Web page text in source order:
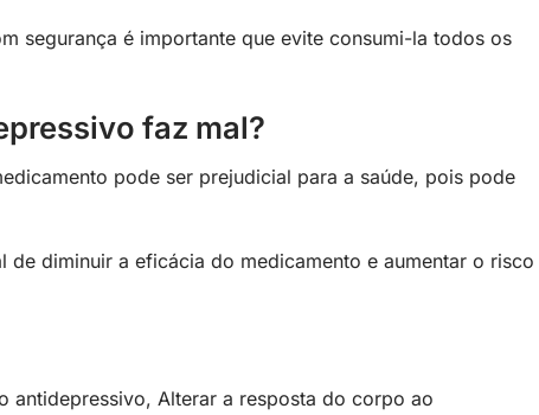
segurança é importante que evite consumi-la todos os
faz mal?
pode ser prejudicial para a saúde, pois pode
diminuir a eficácia do medicamento e aumentar o risco
antidepressivo, Alterar a resposta do corpo ao